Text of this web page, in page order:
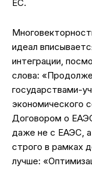
ЕС.
идеал
интеграции,
слова:
государствами-
экономического
Договором о
даже не с ЕАЭС, а
строго в рамках
лучше: